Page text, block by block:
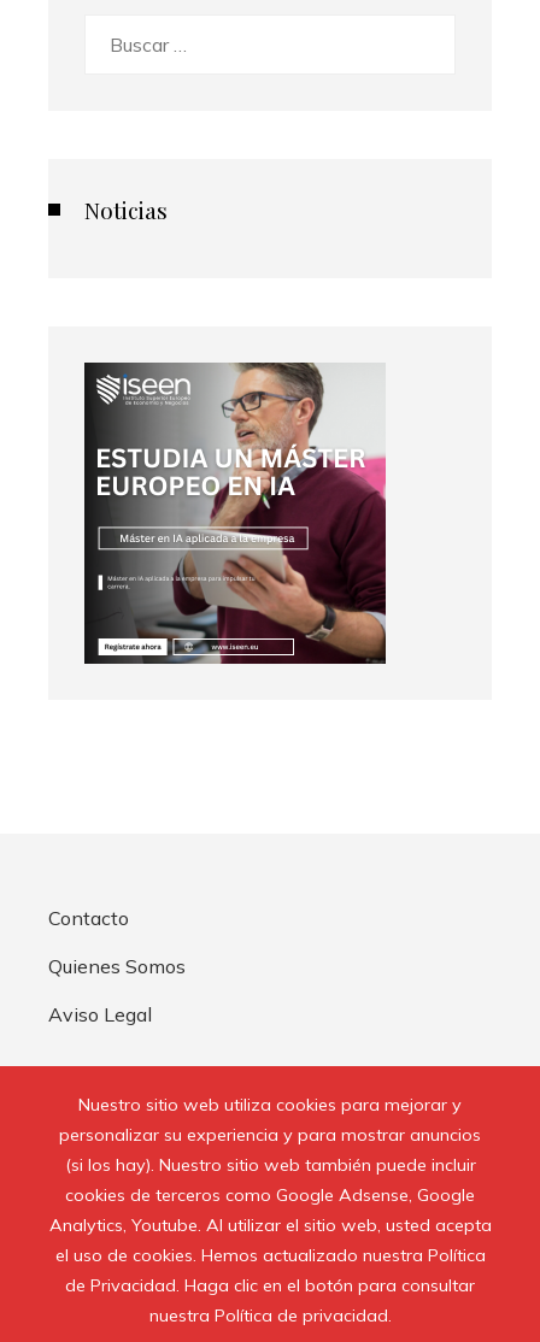
Nuestro sitio web utiliza cookies para mejorar y
personalizar su experiencia y para mostrar anuncios
(si los hay). Nuestro sitio web también puede incluir
cookies de terceros como Google Adsense, Google
Analytics, Youtube. Al utilizar el sitio web, usted acepta
el uso de cookies. Hemos actualizado nuestra Política
de Privacidad. Haga clic en el botón para consultar
nuestra Política de privacidad.
Noticias
Contacto
Quienes Somos
Aviso Legal
© 2020 Todos los derechos reservados.